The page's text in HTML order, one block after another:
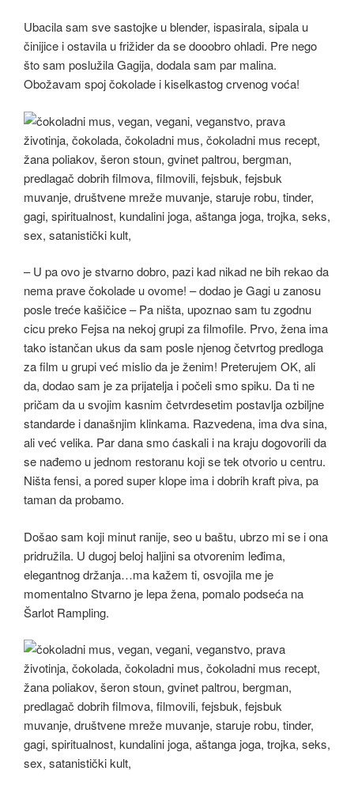
Ubacila sam sve sastojke u blender, ispasirala, sipala u
činijice i ostavila u frižider da se dooobro ohladi. Pre nego
što sam poslužila Gagija, dodala sam par malina.
Obožavam spoj čokolade i kiselkastog crvenog voća!
– U pa ovo je stvarno dobro, pazi kad nikad ne bih rekao da
nema prave čokolade u ovome! – dodao je Gagi u zanosu
posle treće kašičice – Pa ništa, upoznao sam tu zgodnu
cicu preko Fejsa na nekoj grupi za filmofile. Prvo, žena ima
tako istančan ukus da sam posle njenog četvrtog predloga
za film u grupi već mislio da je ženim! Preterujem OK, ali
da, dodao sam je za prijatelja i počeli smo spiku. Da ti ne
pričam da u svojim kasnim četvrdesetim postavlja ozbiljne
standarde i današnjim klinkama. Razvedena, ima dva sina,
ali već velika. Par dana smo ćaskali i na kraju dogovorili da
se nađemo u jednom restoranu koji se tek otvorio u centru.
Ništa fensi, a pored super klope ima i dobrih kraft piva, pa
taman da probamo.
Došao sam koji minut ranije, seo u baštu, ubrzo mi se i ona
pridružila. U dugoj beloj haljini sa otvorenim leđima,
elegantnog držanja…ma kažem ti, osvojila me je
momentalno Stvarno je lepa žena, pomalo podseća na
Šarlot Rampling.